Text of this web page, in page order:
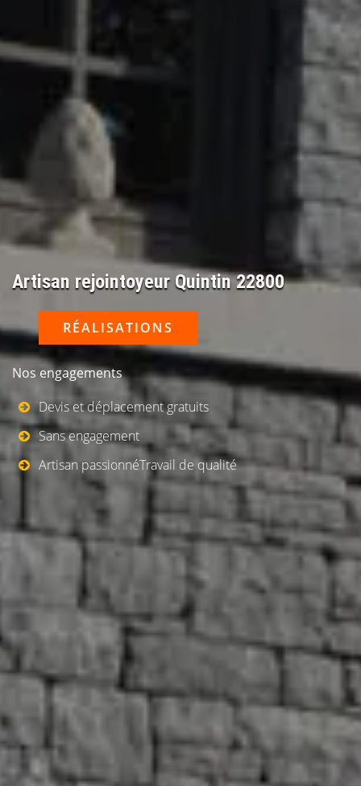
Artisan rejointoyeur Quintin 22800
RÉALISATIONS
Nos engagements
Devis et déplacement gratuits
Sans engagement
Artisan passionnéTravail de qualité